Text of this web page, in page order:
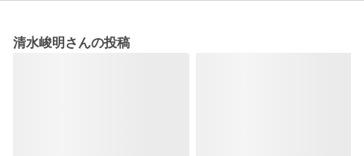
清水峻明さんの投稿